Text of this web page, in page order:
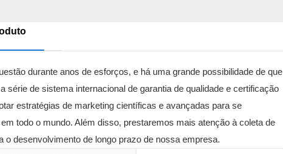
durante anos de esforços, e há uma grande possibilidade de que
de sistema internacional de garantia de qualidade e certificação
estratégias de marketing científicas e avançadas para se
todo o mundo. Além disso, prestaremos mais atenção à coleta de
o desenvolvimento de longo prazo de nossa empresa.